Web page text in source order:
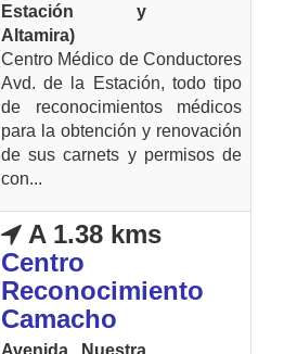
Estación y
Altamira)
Centro Médico de Conductores
Avd. de la Estación, todo tipo
de reconocimientos médicos
para la obtención y renovación
de sus carnets y permisos de
con...
A 1.38 kms
Centro
Reconocimiento
Camacho
Avenida Nuestra